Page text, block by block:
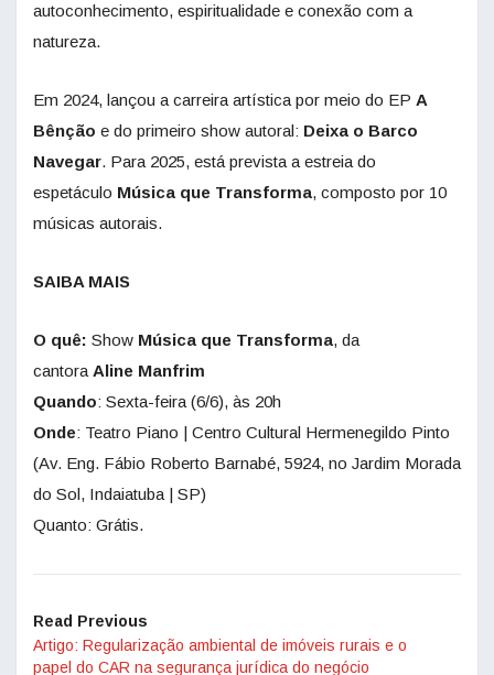
autoconhecimento, espiritualidade e conexão com a
natureza.
Em 2024, lançou a carreira artística por meio do EP A
Bênção e do primeiro show autoral: Deixa o Barco
Navegar. Para 2025, está prevista a estreia do
espetáculo Música que Transforma, composto por 10
músicas autorais.
SAIBA MAIS
O quê: Show Música que Transforma, da
cantora Aline Manfrim
Quando: Sexta-feira (6/6), às 20h
Onde: Teatro Piano | Centro Cultural Hermenegildo Pinto
(Av. Eng. Fábio Roberto Barnabé, 5924, no Jardim Morada
do Sol, Indaiatuba | SP)
Quanto: Grátis.
Read Previous
Artigo: Regularização ambiental de imóveis rurais e o
papel do CAR na segurança jurídica do negócio